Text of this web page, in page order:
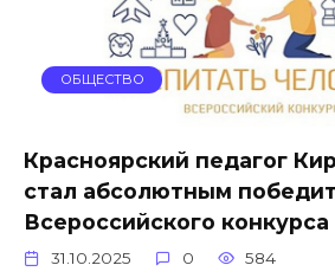
ОБЩЕСТВО
Красноярский педагог
стал абсолютным
Всероссийского конкурса
31.10.2025 0 584